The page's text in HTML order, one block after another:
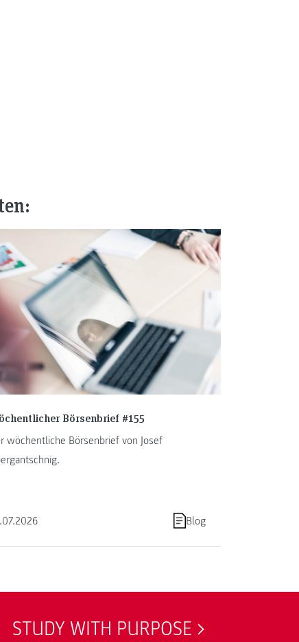
Börsenbrief #155
wöchentliche Börsenbrief von Josef
Blog
STUDY WITH PURPOSE